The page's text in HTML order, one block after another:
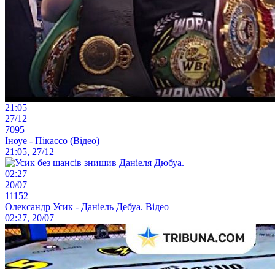
21:05
27/12
7095
Іноуе - Пікассо (Відео)
21:05, 27/12
02:27
20/07
11152
Олександр Усик - Даніель Дебуа. Відео
02:27, 20/07